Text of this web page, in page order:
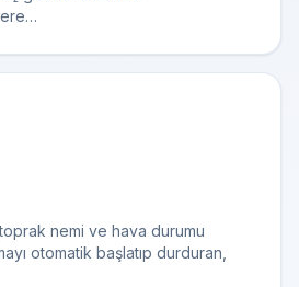
toprak nemi ve hava durumu
otomatik başlatıp durduran,